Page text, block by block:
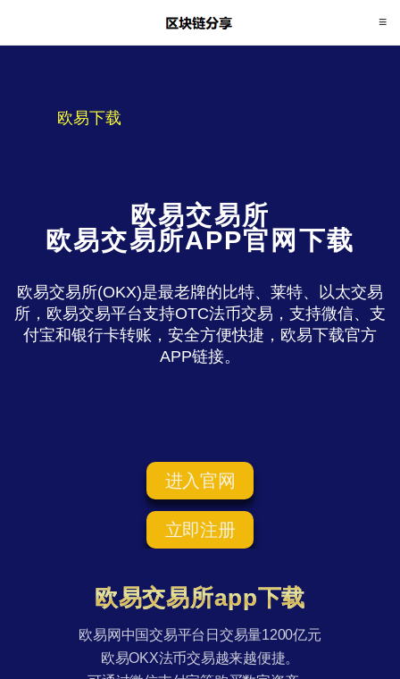
欧易下载
欧易交易所
欧易交易所APP官网下载
欧易交易所(OKX)是最老牌的比特、莱特、以太交易
所，欧易交易平台支持OTC法币交易，支持微信、支
付宝和银行卡转账，安全方便快捷，欧易下载官方
APP链接。
进入官网
立即注册
欧易交易所app下载
欧易网中国交易平台日交易量1200亿元
欧易OKX法币交易越来越便捷。